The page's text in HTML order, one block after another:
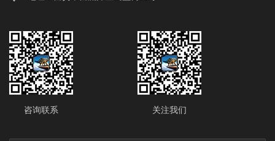
咨询联系 关注我们